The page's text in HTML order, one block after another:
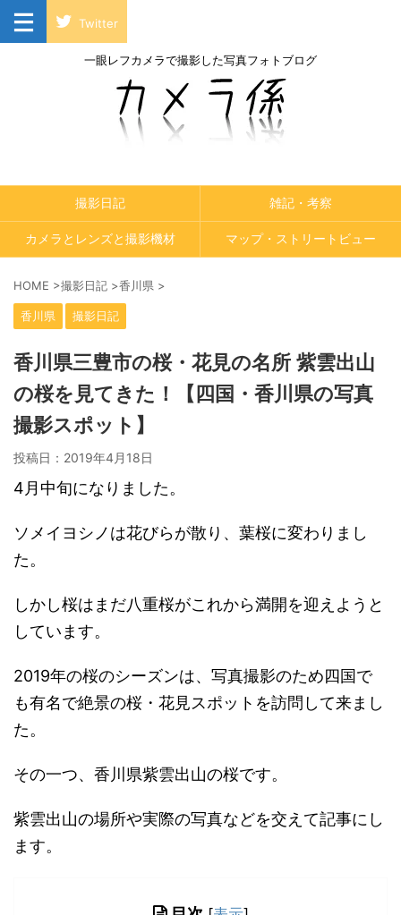
Twitter
一眼レフカメラで撮影した写真フォトブログ
撮影日記 雑記・考察
カメラとレンズと撮影機材 マップ・ストリートビュー
HOME >撮影日記 >香川県 >
香川県 撮影日記
香川県三豊市の桜・花見の名所 紫雲出山
の桜を見てきた！【四国・香川県の写真
撮影スポット】
投稿日： 2019年4月18日
4月中旬になりました。
ソメイヨシノは花びらが散り、葉桜に変わりまし
た。
しかし桜はまだ八重桜がこれから満開を迎えようと
しています。
2019年の桜のシーズンは、写真撮影のため四国で
も有名で絶景の桜・花見スポットを訪問して来まし
た。
その一つ、香川県紫雲出山の桜です。
紫雲出山の場所や実際の写真などを交えて記事にし
ます。